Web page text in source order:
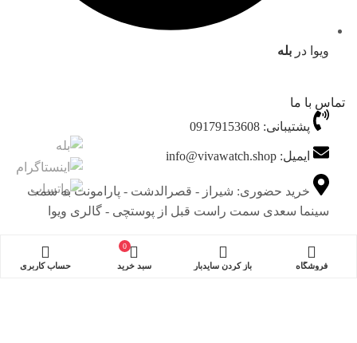
ویوا در بله
تماس با ما
پشتیبانی: 09179153608
ایمیل: info@vivawatch.shop
خرید حضوری: شیراز - قصرالدشت - پارامونت به سمت
سینما سعدی سمت راست قبل از پوستچی - گالری ویوا
چجوری میتونی به ما اطمینان کنی؟
فروشگاه باز کردن سایدبار
0
سبد خرید حساب کاربری